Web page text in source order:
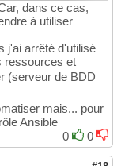
dans ce cas,
à utiliser
j'ai arrêté d'utilisé
ressources et
(serveur de BDD
mais... pour
Ansible
0
0